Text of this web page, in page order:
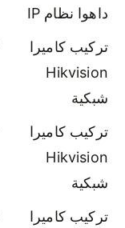
داهوا نظام IP
تركيب كاميرا
Hikvision
شبكية
تركيب كاميرا
Hikvision
شبكية
تركيب كاميرا